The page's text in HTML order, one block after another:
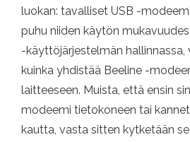
luokan: tavalliset USB -
puhu niiden käytön
-käyttöjärjestelmän hallinnassa,
kuinka yhdistää Beeline -
laitteeseen. Muista, että ensin
modeemi tietokoneen tai
kautta, vasta sitten kytketään